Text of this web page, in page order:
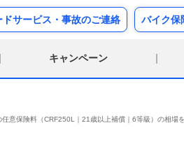
ドサービス・事故のご連絡 バイク保
キャンペーン
任意保険料（CRF250L｜21歳以上補償｜6等級）の相場